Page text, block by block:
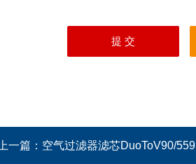
一篇： 空气过滤器滤芯DuoToV90/559